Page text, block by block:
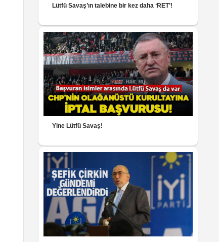
Lütfü Savaş’ın talebine bir kez daha ‘RET’!
Yine Lütfü Savaş!